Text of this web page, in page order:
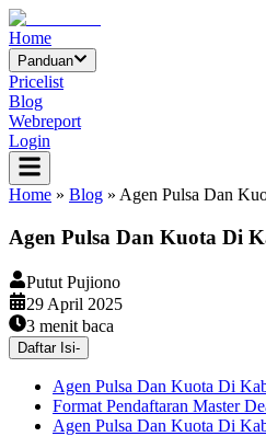
Home
Panduan
Pricelist
Blog
Webreport
Login
Home » Blog » Agen Pulsa Dan
Agen Pulsa Dan Kuota Di
Putut Pujiono
29 April 2025
3 menit baca
Daftar Isi-
Agen Pulsa Dan Kuota Di
Format Pendaftaran Master
Agen Pulsa Dan Kuota Di